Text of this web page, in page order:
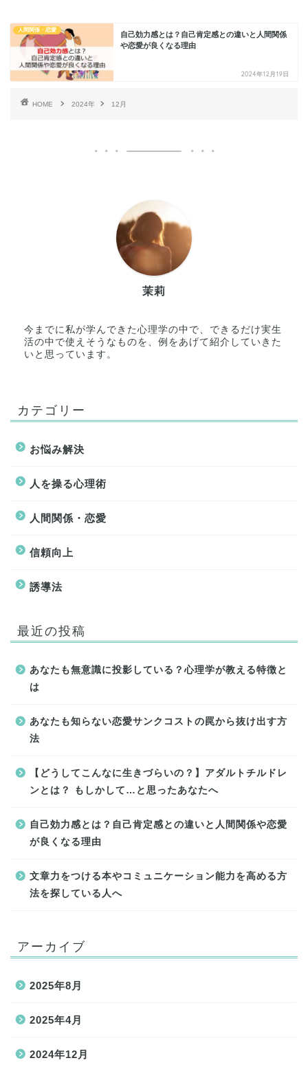
人間関係・恋愛
自己効力感とは？自己肯定感との違いと人間関係
や恋愛が良くなる理由
2024年12月19日
HOME 2024年 12月
茉莉
今までに私が学んできた心理学の中で、できるだけ実生
活の中で使えそうなものを、例をあげて紹介していきた
いと思っています。
カテゴリー
お悩み解決
人を操る心理術
人間関係・恋愛
信頼向上
誘導法
最近の投稿
あなたも無意識に投影している？心理学が教える特徴と
は
あなたも知らない恋愛サンクコストの罠から抜け出す方
法
【どうしてこんなに生きづらいの？】アダルトチルドレ
ンとは？ もしかして…と思ったあなたへ
自己効力感とは？自己肯定感との違いと人間関係や恋愛
が良くなる理由
文章力をつける本やコミュニケーション能力を高める方
法を探している人へ
アーカイブ
2025年8月
2025年4月
2024年12月